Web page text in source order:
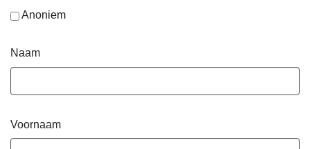
Anoniem
Naam
Voornaam